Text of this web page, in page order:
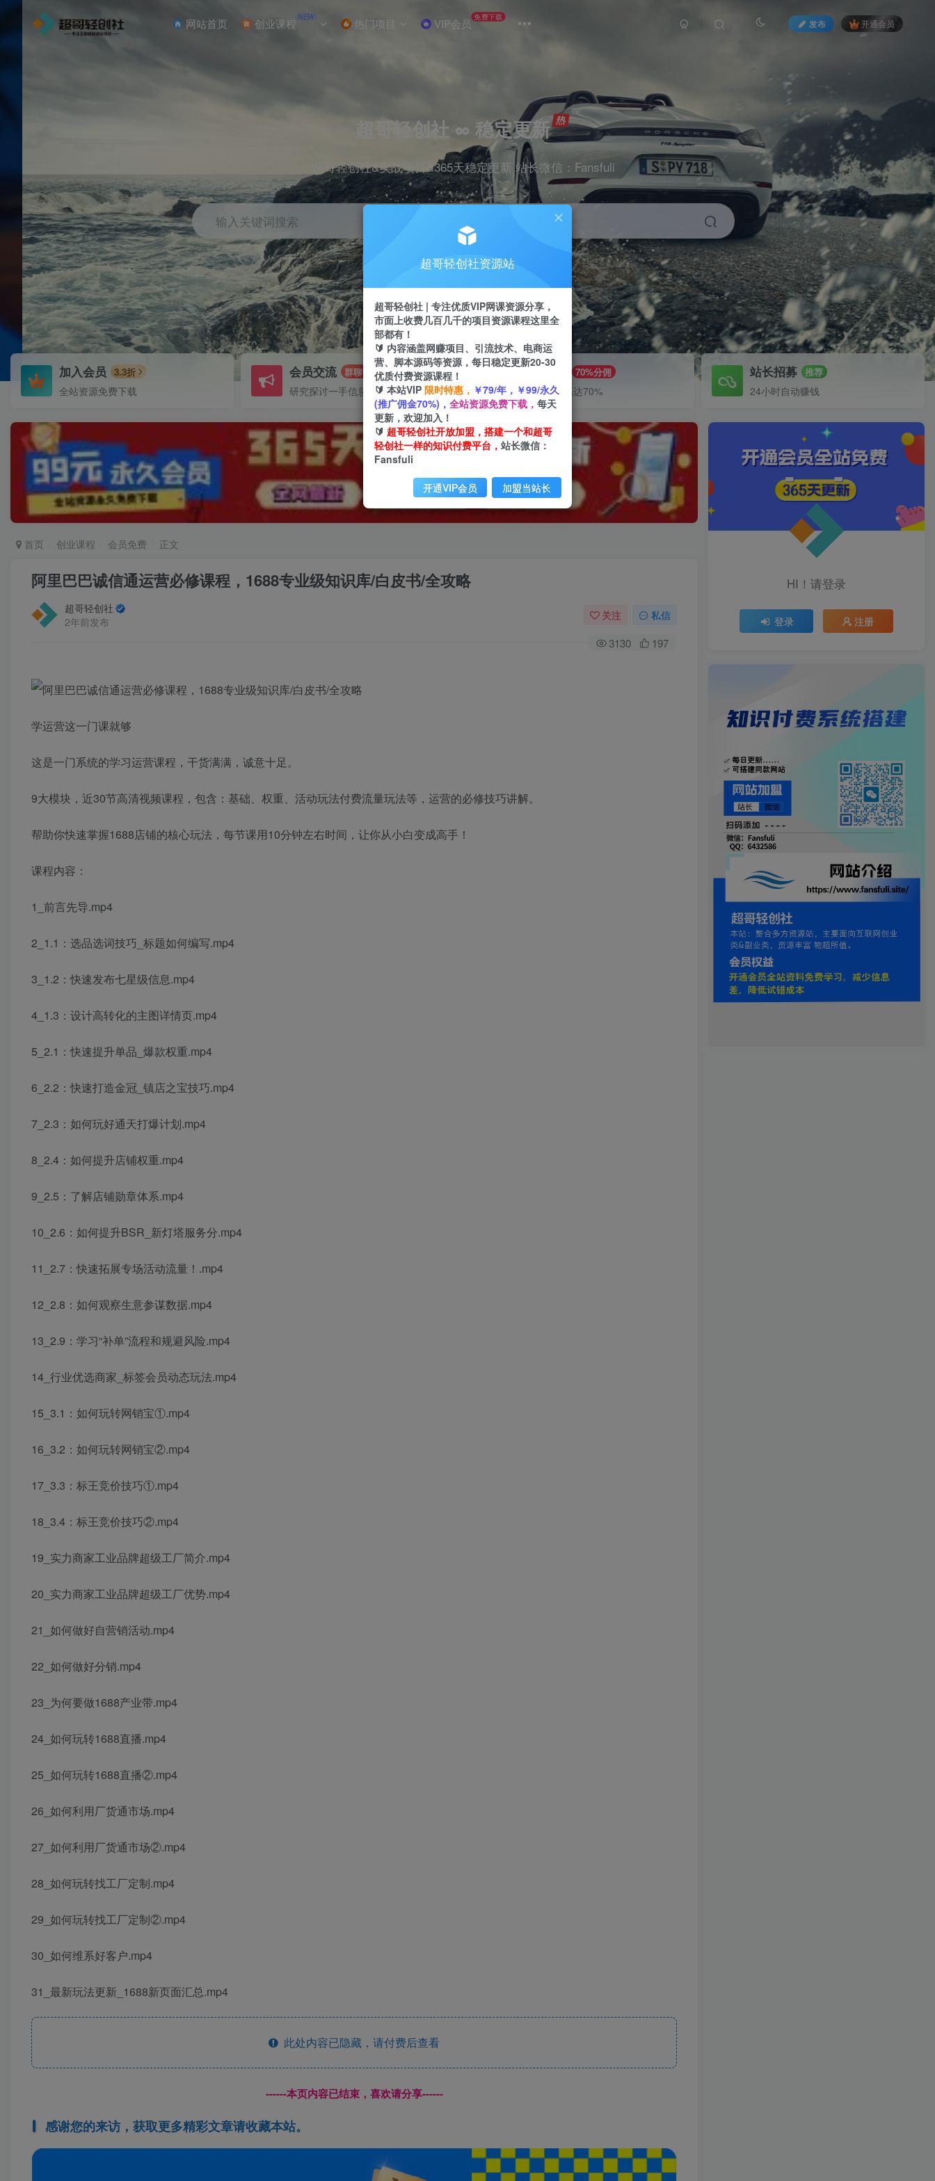
网站首页 创业课程 NEW 热门项目 VIP会员 免费下载
发布 开通会员
超哥轻创社 ∞ 稳定更新
超哥轻创社&实战项目&365天稳定更新 站长微信：Fansfuli
输入关键词搜索
剪辑 电商 小红书
加入会员 3.3折
全站资源免费下载
会员交流 群聊
研究探讨一手信息差
推广赚钱 70%分佣
推广返佣高达70%
站长招募 推荐
24小时自动赚钱
首页 创业课程 会员免费 正文
阿里巴巴诚信通运营必修课程，​1688专业级知识库/白皮书/全攻略
超哥轻创社
2年前发布
关注 私信
3130 197
学运营这一门课就够
这是一门系统的学习运营课程，干货满满，诚意十足。
9大模块，近30节高清视频课程，包含：基础、权重、活动玩法付费流量玩法等，运营的必修技巧讲解。
帮助你快速掌握1688店铺的核心玩法，每节课用10分钟左右时间，让你从小白变成高手！
课程内容：
1_前言先导.mp4
2_1.1：选品选词技巧_标题如何编写.mp4
3_1.2：快速发布七星级信息.mp4
4_1.3：设计高转化的主图详情页.mp4
5_2.1：快速提升单品_爆款权重.mp4
6_2.2：快速打造金冠_镇店之宝技巧.mp4
7_2.3：如何玩好通天打爆计划.mp4
8_2.4：如何提升店铺权重.mp4
9_2.5：了解店铺勋章体系.mp4
10_2.6：如何提升BSR_新灯塔服务分.mp4
11_2.7：快速拓展专场活动流量！.mp4
12_2.8：如何观察生意参谋数据.mp4
13_2.9：学习“补单”流程和规避风险.mp4
14_行业优选商家_标签会员动态玩法.mp4
15_3.1：如何玩转网销宝①.mp4
16_3.2：如何玩转网销宝②.mp4
17_3.3：标王竞价技巧①.mp4
18_3.4：标王竞价技巧②.mp4
19_实力商家工业品牌超级工厂简介.mp4
20_实力商家工业品牌超级工厂优势.mp4
21_如何做好自营销活动.mp4
22_如何做好分销.mp4
23_为何要做1688产业带.mp4
24_如何玩转1688直播.mp4
25_如何玩转1688直播②.mp4
26_如何利用厂货通市场.mp4
27_如何利用厂货通市场②.mp4
28_如何玩转找工厂定制.mp4
29_如何玩转找工厂定制②.mp4
30_如何维系好客户.mp4
31_最新玩法更新_1688新页面汇总.mp4
此处内容已隐藏，请付费后查看
------本页内容已结束，喜欢请分享------
感谢您的来访，获取更多精彩文章请收藏本站。
HI！请登录
登录 注册
超哥轻创社资源站
超哥轻创社 | 专注优质VIP网课资源分享，
市面上收费几百几千的项目资源课程这里全
部都有！
🔰 内容涵盖网赚项目、引流技术、电商运
营、脚本源码等资源，每日稳定更新20-30
优质付费资源课程！
🔰 本站VIP 限时特惠， ￥79/年，￥99/永久
(推广佣金70%)， 全站资源免费下载， 每天
更新，欢迎加入！
🔰 超哥轻创社开放加盟，搭建一个和超哥
轻创社一样的知识付费平台， 站长微信：
Fansfuli
开通VIP会员 加盟当站长